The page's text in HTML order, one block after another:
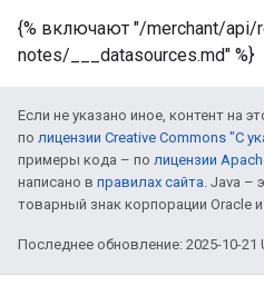
{% включают "/merchant/api/
notes/___datasources.md" %}
Если не указано иное, контент на
по лицензии Creative Commons "С
примеры кода – по лицензии
написано в правилах сайта. Java –
товарный знак корпорации Oracle
Последнее обновление: 2025-10-21